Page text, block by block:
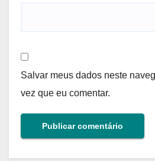
Salvar meus dados neste
vez que eu comentar.